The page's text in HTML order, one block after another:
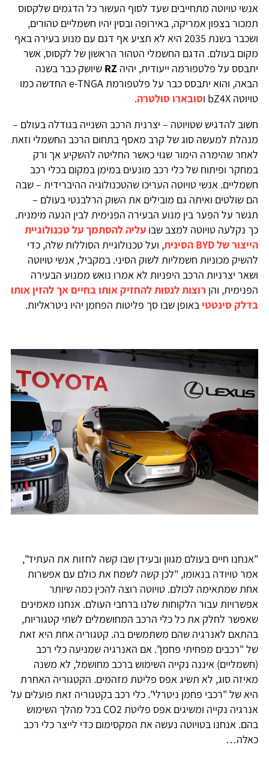
אנשי טויוטה מתחייבים שעד לסוף העשור כל הדגמים שלקסוס
תמכור בצפון אמריקה, באירופה ובסין יהיו חשמליים טהורים,
ושכבר בשנת 2035 היא לא תציע אף דגם עם מנוע בעירה באף
מקום בעולם. הדגם החשמלי הטהור הראשון של לקסוס, אשר
יתבסס על פלטפורמה ייעודית, יהיה RZ שיושק כבר בשנה
הבאה, והוא יתבסס כבר על פלטפורמת e-TNGA החדשה כמו
טויוטה bZ4X ו
סובארו סולטרה.
חשוב להדגיש שטויוטה – יצרנית הרכב השנייה בגודלה בעולם –
מנהלת למעשה סוג של קרב מאסף בתחום הרכב החשמלי וזאת
לאחר שהימרה הימור שגוי כאשר החליטה להשקיע אך ורק
במחקר ופיתוח של כלי רכב מונעים במימן במקום בכלי רכב
חשמליים. אנשי טויוטה העריכו שהטכנולוגיה ההיברידית – שבה
הם שולטים ואיתה גם מובילים את השוק הרלבנטי בעולם –
תגשר על הפער בין מנוע הבעירה הפנימית לבין הנעה מימנית.
כך נקלעה טויוטה למצב שבו עליה להסתמך על טכנולוגיית
הייצור של BYD הסינית
, ועל טכנולוגיית הסוללות שלה, כדי
להשיק מכוניות חשמליות לשוק הסיני. במקביל, אנשי טויוטה
ושאר יצרניות הרכב היפניות לא אמרו נואש ממנוע הבעירה
הפנימית, והן רוצות לנסות להחזיק אותו בחיים אך להזין אותו
בדלק סינטטי באופן שבו סך פליטות הפחמן יהיו ניטראליות.
"אנחנו חיים בעולם מגוון ובעידן שבו קשה לחזות את העתיד",
אמר טויודה בנאומו, "לכן קשה לשמח את כולם עם אפשרות
אחת שמתאימה לכולם. טויוטה רוצה להכין כמה שיותר
אפשרויות עבור הלקוחות שלנו ברחבי העולם. אנחנו מאמינים
שאפשר לחלק את כל כלי הרכב המחושמלים לשתי קטגוריות,
בהתאם לאנרגיה שהם משתמשים בה. קטגוריה אחת היא זאת
של "רכבים מפחיתי פחמן". אם האנרגיה שמניעה כלי רכב
(חשמליים) איננה נקייה השימוש ברכב מחושמל, לא משנה
מאיזה סוג, לא תשיג אפס פליטת מזהמים. הקטגוריה האחרת
היא של "רכבי פחמן ניטרלי". כלי רכב בקטגוריה זאת פועלים על
אנרגיה נקייה ומשיגים אפס פליטת CO2 בכל מהלך השימוש
בהם. אנחנו בטויוטה נעשה את המקסימום כדי לייצר כלי רכב
כאלה…